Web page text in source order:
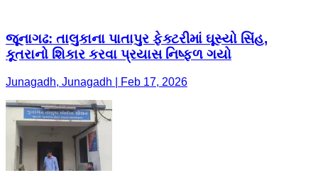
જૂનાગઢ: તાલુકાના પાતાપુર ફેક્ટરીમાં ઘૂસ્યો સિંહ,
કૂતરાનો શિકાર કરવા પ્રયાસ નિષ્ફ્ળ ગયો
Junagadh, Junagadh | Feb 17, 2026